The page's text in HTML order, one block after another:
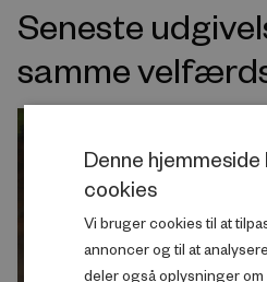
Seneste
samme
Denne
cookies
Vi bruger cookies til at
annoncer og til at
deler også oplysninger